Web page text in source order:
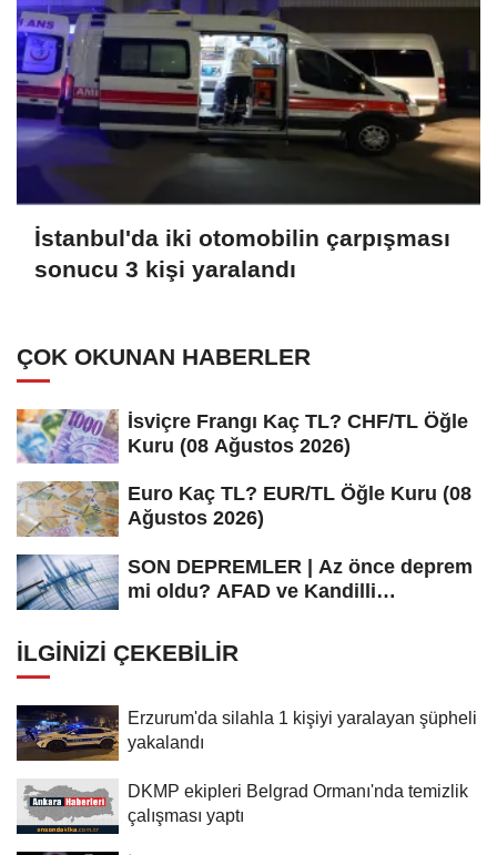
İstanbul'da iki otomobilin çarpışması
sonucu 3 kişi yaralandı
ÇOK OKUNAN HABERLER
İsviçre Frangı Kaç TL? CHF/TL Öğle
Kuru (08 Ağustos 2026)
Euro Kaç TL? EUR/TL Öğle Kuru (08
Ağustos 2026)
SON DEPREMLER | Az önce deprem
mi oldu? AFAD ve Kandilli
İLGINIZI ÇEKEBILIR
Erzurum'da silahla 1 kişiyi yaralayan şüpheli
yakalandı
DKMP ekipleri Belgrad Ormanı'nda temizlik
çalışması yaptı